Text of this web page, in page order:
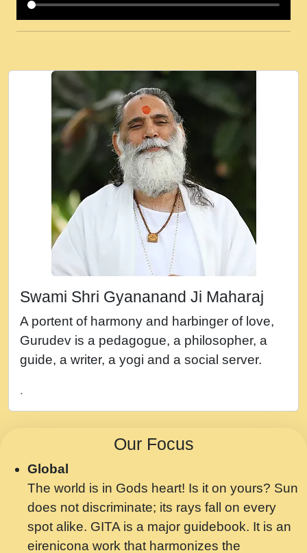
कई पकड क मर हथ र मह वदवन पहच दय! मह जन
Ki - Krishna Bhajan - New Bhajan 2020
#Ishwar Bhakti.mp3
जब से गीता ज्ञान पाया मैं बड़ी मस्ती में हूँ । 2018 -
Rishikesh - Ratan Ji Rasik.mp3
तन हल दल द सनव मड उतत सर रख क, नल रव त
गल लग जव त सर उतत हथ रख द!.mp3
तू कर प्रीतम से प्रीत, यूहीं दिन बीतते जाते हैं ।
2018 - Rishikesh - Swami Gyananand Ji
Maharaj.mp3
न म गवद गपल गद फर, पयर महन न रझद फर! shri
नह भरस रह लडडल... अपन खट करम क !!!! मह दद
सहर चरण क .....mp3
बगड नसब कसन सवर तर बगर Shri ravinandan
shastri ji maharaj.mp3
Chahe Ram Ho Chahe Shyam Ho.mp3
मझ अपन जवन बनन न आय, रठ हर क मनन न आय
Shri ravinandan shastri ji maharaj.mp3
मन अशांत मंत्र जाप - गीता प्रेरणा -Swami
Gyananand Ji Maharaj.mp3
Swami Shri Gyananand Ji Maharaj
A portent of harmony and harbinger of love,
Gurudev is a pedagogue, a philosopher, a
guide, a writer, a yogi and a social server.
.
Our Focus
Global
The world is in Gods heart! Is it on yours? Sun
does not discriminate; its rays fall on every
spot alike. GITA is a major guidebook. It is an
eirenicona work that harmonizes the